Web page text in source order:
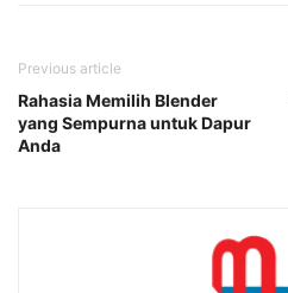
Previous article
Rahasia Memilih Blender
yang Sempurna untuk Dapur
Anda